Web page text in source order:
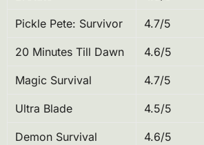
Pickle Pete: Survivor 4.7/5
20 Minutes Till Dawn 4.6/5
Magic Survival 4.7/5
Ultra Blade 4.5/5
Demon Survival 4.6/5